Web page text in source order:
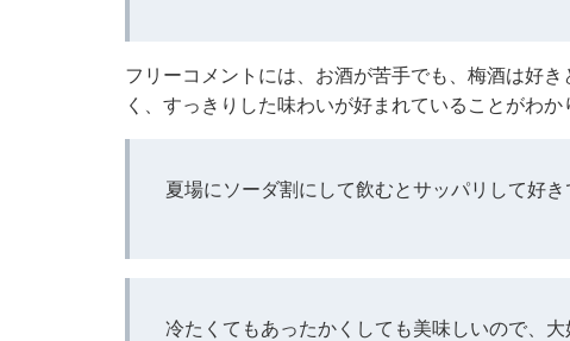
フリーコメントには、お酒が苦手でも、梅酒は好
く、すっきりした味わいが好まれていることがわか
夏場にソーダ割にして飲むとサッパリして好き
冷たくてもあったかくしても美味しいので、大